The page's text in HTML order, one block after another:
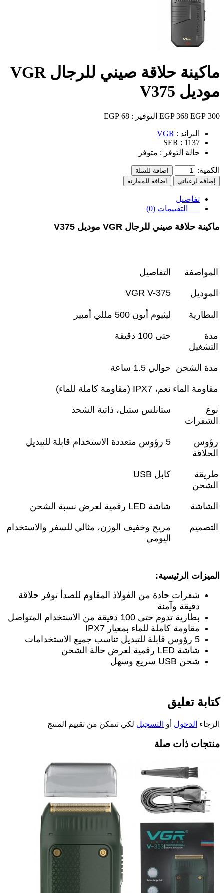
ماكينة حلاقة صيني للرجال VGR
موديل V375
300 EGP
368 EGP التوفير : 68 EGP
البراند : VGR
SER : 1137
حالة التوفر : متوفر
الكمية:
اضافة للسلة
إضافة لرغباتي
اضافة للمقارنة
تفاصيل
التقييمات (0)
ماكينة حلاقة صيني للرجال VGR موديل V375
المواصفة التفاصيل
الموديل VGR V-375
البطارية ليثيوم أيون 500 مللي أمبير
مدة
التشغيل
حتى 100 دقيقة
مدة الشحن حوالي 1.5 ساعة
مقاومة الماء نعم، IPX7 ( مقاومة كاملة للماء)
نوع
الشفرات
ستانلس ستيل، ذاتية الشحذ
رؤوس
الحلاقة
5 رؤوس متعددة الاستخدام قابلة للتبديل
طريقة
الشحن
كابل
الشاشة شاشة رقمية لعرض نسبة الشحن
التصميم
مريح وخفيف الوزن، مثالي للسفر والاستخدام
اليومي
الميزات الرئيسية:
شفرات حادة من الفولاذ المقاوم للصدأ توفر حلاقة
دقيقة وآمنة
بطارية تدوم حتى 100 دقيقة من الاستخدام المتواصل
مقاومة كاملة للماء بمعيار
5 رؤوس قابلة للتبديل تناسب جميع الاستخدامات
شاشة
رقمية لعرض حالة الشحن
شحن
سريع وسهل
كتابة تعليق
الرجاء الدخول أو التسجيل لكي تتمكن من تقييم المنتج
منتجات ذات صلة